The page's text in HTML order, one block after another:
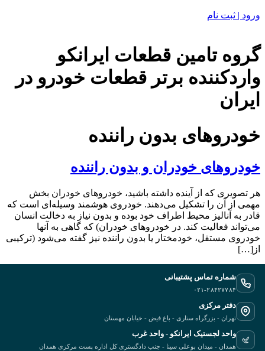
ورود | ثبت نام
گروه تامین قطعات ایرانکو
واردکننده برتر قطعات خودرو در
ایران
خودروهای بدون راننده
خودروهای خودران و بدون راننده
هر تصویری که از آینده داشته باشید، خودروهای خودران بخش
مهمی از آن را تشکیل می‌دهند. خودروی هوشمند وسیله‌ای است که
قادر به آنالیز محیط اطراف خود بوده و بدون نیاز به دخالت انسان
‬از‭ […]
شماره تماس پشتیبانی
۰۲۱-۲۸۴۲۷۷۸۴
دفتر مرکزی
تهران - بزرگراه ستاری - باغ فیض - خیابان مهستان
واحد لجستیک ایرانکو - واحد غرب
همدان - میدان بوعلی سینا - جنب دادگستری کل اداره پست مرکزی همدان